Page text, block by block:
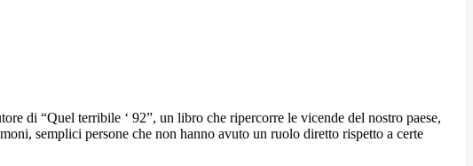
di “Quel terribile ‘ 92”, un libro che ripercorre le vicende del nostro paese,
semplici persone che non hanno avuto un ruolo diretto rispetto a certe